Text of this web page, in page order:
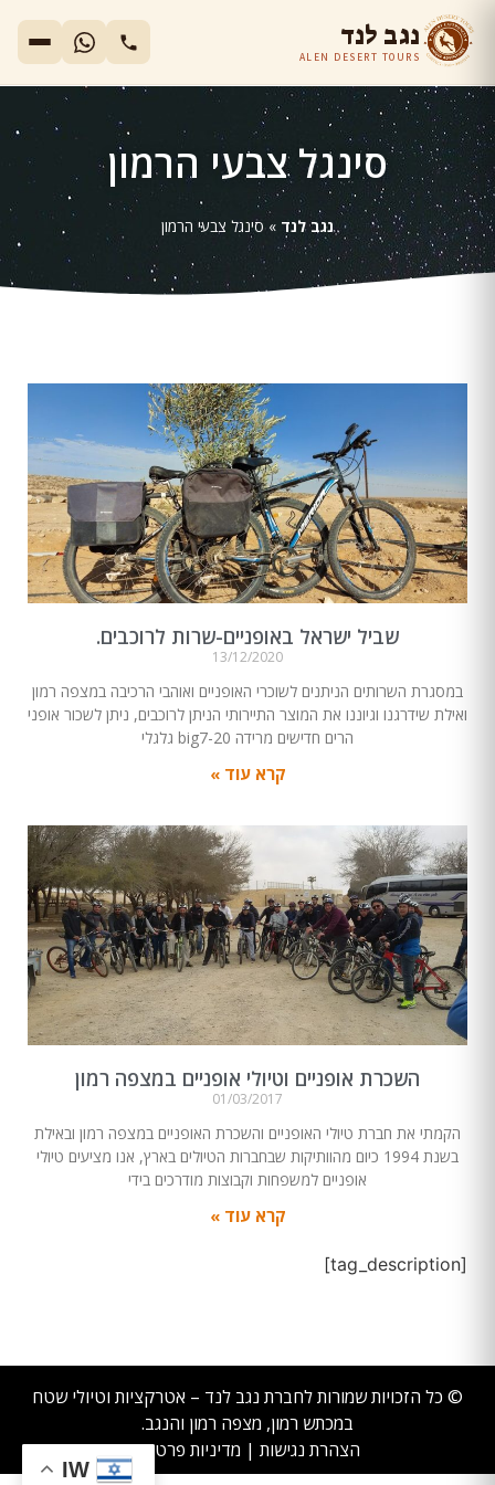
נגב לנד
ALEN DESERT TOURS
סינגל צבעי הרמון
נגב לנד »סינגל צבעי הרמון
שביל ישראל באופניים-שרות לרוכבים.
13/12/2020
במסגרת השרותים הניתנים לשוכרי האופניים ואוהבי הרכיבה במצפה רמון
ואילת שידרגנו וגיוננו את המוצר התיירותי הניתן לרוכבים, ניתן לשכור אופני
הרים חדישים מרידה big7-20 גלגלי
קרא עוד »
השכרת אופניים וטיולי אופניים במצפה רמון
01/03/2017
הקמתי את חברת טיולי האופניים והשכרת האופניים במצפה רמון ובאילת
בשנת 1994 כיום מהוותיקות שבחברות הטיולים בארץ, אנו מציעים טיולי
אופניים למשפחות וקבוצות מודרכים בידי
קרא עוד »
[tag_description]
© כל הזכויות שמורות לחברת נגב לנד – אטרקציות וטיולי שטח
במכתש רמון, מצפה רמון והנגב.
הצהרת נגישות | מדיניות פרטיות
IW